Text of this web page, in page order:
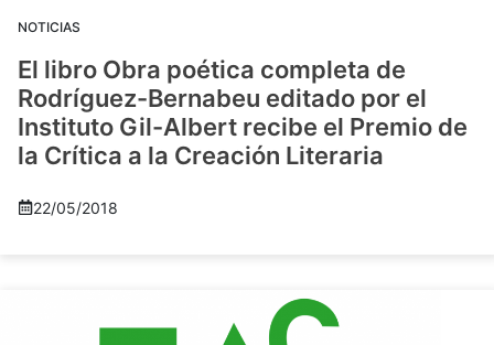
NOTICIAS
El libro Obra poética completa de
Rodríguez-Bernabeu editado por el
Instituto Gil-Albert recibe el Premio de
la Crítica a la Creación Literaria
22/05/2018